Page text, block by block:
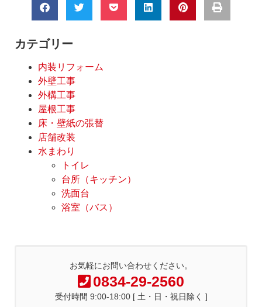
カテゴリー
内装リフォーム
外壁工事
外構工事
屋根工事
床・壁紙の張替
店舗改装
水まわり
トイレ
台所（キッチン）
洗面台
浴室（バス）
お気軽にお問い合わせください。
0834-29-2560
受付時間 9:00-18:00 [ 土・日・祝日除く ]